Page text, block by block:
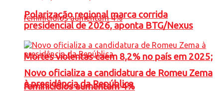
Mortes violentas caem 8,2% no país em 2025;
feminicídios aumentam 4%
Polarização regional marca corrida
presidencial de 2026, aponta BTG/Nexus
Novo oficializa a candidatura de Romeu Zema
à presidência da República